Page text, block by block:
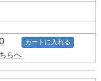
らへ
カートに入れる